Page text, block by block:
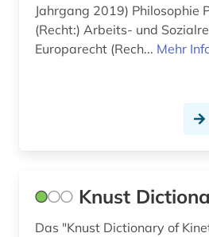
Jahrgang 2019) Philosophie
(Recht:) Arbeits- und
Europarecht (Rech... Mehr
Knust
Das "Knust Dictionary of